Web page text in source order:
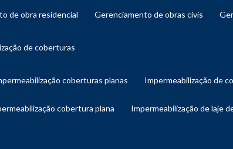
de obra residencial gerenciamento de obras civis
de coberturas
coberturas planas impermeabilização de
cobertura plana impermeabilização de laje